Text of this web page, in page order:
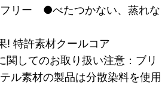
フリー ●べたつかない、蒸れな
特許素材クールコア
関してのお取り扱い注意：ブリ
ル素材の製品は分散染料を使用